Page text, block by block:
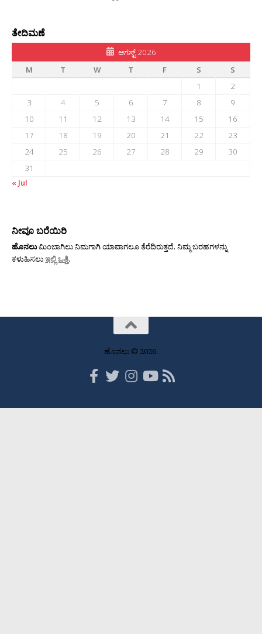
ತೇದಿಮಣೆ
ಆಗಸ್ಟ್ 2026
M
T W T F S
S
1
2
3
4 5 6 7 8
9
10
11 12 13 14 15
16
17
18 19 20 21 22
23
24
25 26 27 28 29
30
31
« Jul
ನೀವೂ ಬರೆಯಿರಿ
ಹೊನಲುಮಿಂಬಾಗಿಲು ನಿಮಗಾಗಿ ಯಾವಾಗಲೂ ತೆರೆದಿರುತ್ತದೆ. ನಿಮ್ಮ ಬರಹಗಳನ್ನು
ಕಳುಹಿಸಲುಇಲ್ಲಿ ಒತ್ತಿ.
ಹೊನಲು © 2026.